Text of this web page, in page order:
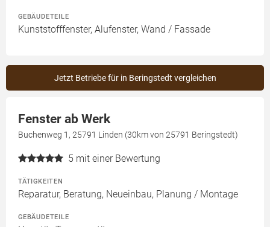
GEBÄUDETEILE
Kunststofffenster, Alufenster, Wand / Fassade
Jetzt Betriebe für in Beringstedt vergleichen
Fenster ab Werk
Buchenweg 1, 25791 Linden (30km von 25791 Beringstedt)
5 mit einer Bewertung
TÄTIGKEITEN
Reparatur, Beratung, Neueinbau, Planung / Montage
GEBÄUDETEILE